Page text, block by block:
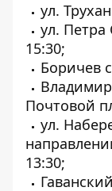
ул.
ул. Петра
15:30;
Боричев
Почтовой
ул.
13:30;